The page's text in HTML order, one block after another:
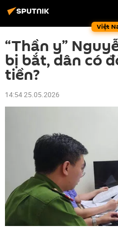
Việt
“Thần y”
bị bắt, dân có
tiền?
14:54 25.05.2026